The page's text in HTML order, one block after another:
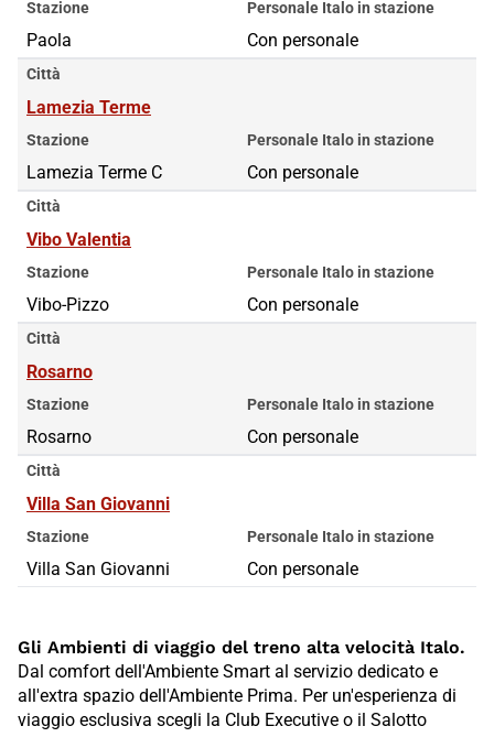
Stazione
Paola
Personale Italo in stazione
Con personale
Città
Lamezia Terme
Stazione
Lamezia Terme C
Personale Italo in stazione
Con personale
Città
Vibo Valentia
Stazione
Vibo-Pizzo
Personale Italo in stazione
Con personale
Città
Rosarno
Stazione
Rosarno
Personale Italo in stazione
Con personale
Città
Villa San Giovanni
Stazione
Villa San Giovanni
Personale Italo in stazione
Con personale
Gli Ambienti di viaggio del treno alta velocità Italo.
Dal comfort dell'Ambiente Smart al servizio dedicato e
all'extra spazio dell'Ambiente Prima. Per un'esperienza di
viaggio esclusiva scegli la Club Executive o il Salotto